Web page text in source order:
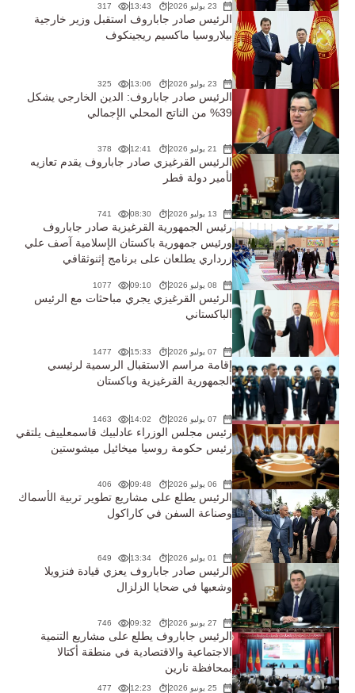
23 يوليو 2026 13:43
317
الرئيس صادر جاباروف استقبل وزير خارجية
بيلاروسيا ماكسيم ريجينكوف
23 يوليو 2026 13:06
325
الرئيس صادر جاباروف: الدين الخارجي يشكل
39% من الناتج المحلي الإجمالي
21 يوليو 2026 12:41
378
الرئيس القرغيزي صادر جاباروف يقدم تعازيه
لأمير دولة قطر
13 يوليو 2026 08:30
741
رئيس الجمهورية القرغيزية صادر جاباروف
ورئيس جمهورية باكستان الإسلامية آصف علي
زرداري يطلعان على برنامج إثنوثقافي
08 يوليو 2026 09:10
1077
الرئيس القرغيزي يجري مباحثات مع الرئيس
الباكستاني
07 يوليو 2026 15:33
1477
إقامة مراسم الاستقبال الرسمية لرئيسي
الجمهورية القرغيزية وباكستان
07 يوليو 2026 14:02
1463
رئيس مجلس الوزراء عادلبيك قاسمعلييف يلتقي
رئيس حكومة روسيا ميخائيل ميشوستين
06 يوليو 2026 09:48
406
الرئيس يطلع على مشاريع تطوير تربية الأسماك
وصناعة السفن في كاراكول
01 يوليو 2026 13:34
649
الرئيس صادر جاباروف يعزي قيادة فنزويلا
وشعبها في ضحايا الزلزال
27 يونيو 2026 09:32
746
الرئيس جاباروف يطلع على مشاريع التنمية
الاجتماعية والاقتصادية في منطقة أكتالا
بمحافظة نارين
25 يونيو 2026 12:23
477